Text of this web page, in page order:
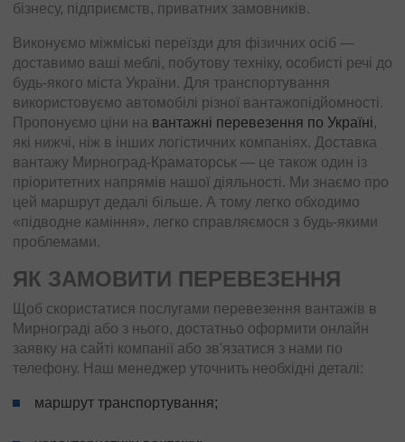
бізнесу, підприємств, приватних замовників.
Виконуємо міжміські переїзди для фізичних осіб —
доставимо ваші меблі, побутову техніку, особисті речі до
будь-якого міста України. Для транспортування
використовуємо автомобілі різної вантажопідйомності.
Пропонуємо ціни на вантажні перевезення по Україні,
які нижчі, ніж в інших логістичних компаніях. Доставка
вантажу Мирноград-Краматорськ — це також один із
пріоритетних напрямів нашої діяльності. Ми знаємо про
цей маршрут дедалі більше. А тому легко обходимо
«підводне каміння», легко справляємося з будь-якими
проблемами.
ЯК ЗАМОВИТИ ПЕРЕВЕЗЕННЯ
Щоб скористатися послугами перевезення вантажів в
Мирнограді або з нього, достатньо оформити онлайн
заявку на сайті компанії або зв'язатися з нами по
телефону. Наш менеджер уточнить необхідні деталі:
маршрут транспортування;